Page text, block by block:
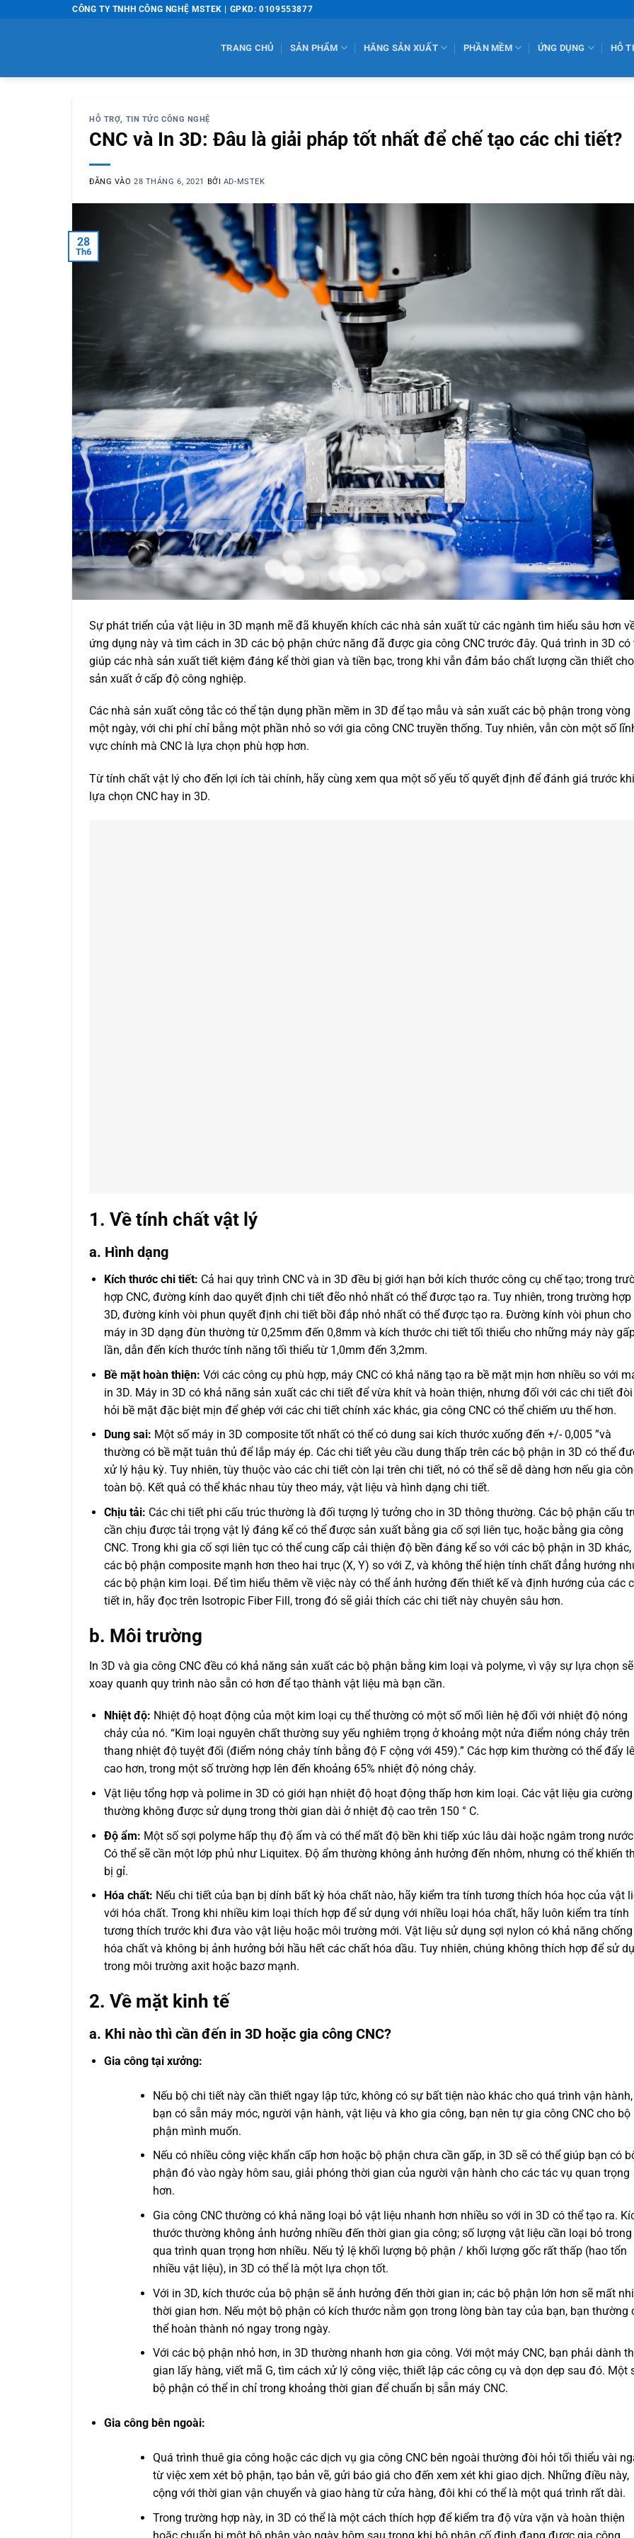
CÔNG TY TNHH CÔNG NGHỆ MSTEK | GPKD: 0109553877
TRANG CHỦ SẢN PHẨM HÃNG SẢN XUẤT PHẦN MỀM ỨNG DỤNG HỖ
HỖ TRỢ, TIN TỨC CÔNG NGHỆ
CNC và In 3D: Đâu là giải pháp tốt nhất để chế tạo các chi tiết?
ĐĂNG VÀO28 THÁNG 6, 2021 BỞI AD-MSTEK
28
Th6
Sự phát triển của vật liệu in 3D mạnh mẽ đã khuyến khích các nhà sản xuất từ các ngành tìm hiểu sâu hơn
ứng dụng này và tìm cách in 3D các bộ phận chức năng đã được gia công CNC trước đây. Quá trình in 3D có
giúp các nhà sản xuất tiết kiệm đáng kể thời gian và tiền bạc, trong khi vẫn đảm bảo chất lượng cần thiết cho
sản xuất ở cấp độ công nghiệp.
Các nhà sản xuất công tắc có thể tận dụng phần mềm in 3D để tạo mẫu và sản xuất các bộ phận trong vòng
một ngày, với chi phí chỉ bằng một phần nhỏ so với gia công CNC truyền thống. Tuy nhiên, vẫn còn một số
vực chính mà CNC là lựa chọn phù hợp hơn.
Từ tính chất vật lý cho đến lợi ích tài chính, hãy cùng xem qua một số yếu tố quyết định để đánh giá trước khi
lựa chọn CNC hay in 3D.
1. Về tính chất vật lý
a. Hình dạng
Kích thước chi tiết: Cả hai quy trình CNC và in 3D đều bị giới hạn bởi kích thước công cụ chế tạo; trong
hợp CNC, đường kính dao quyết định chi tiết đẽo nhỏ nhất có thể được tạo ra. Tuy nhiên, trong trường hợp
3D, đường kính vòi phun quyết định chi tiết bồi đắp nhỏ nhất có thể được tạo ra. Đường kính vòi phun cho
máy in 3D dạng đùn thường từ 0,25mm đến 0,8mm và kích thước chi tiết tối thiểu cho những máy này
lần, dẫn đến kích thước tính năng tối thiểu từ 1,0mm đến 3,2mm.
Bề mặt hoàn thiện: Với các công cụ phù hợp, máy CNC có khả năng tạo ra bề mặt mịn hơn nhiều so với
in 3D. Máy in 3D có khả năng sản xuất các chi tiết để vừa khít và hoàn thiện, nhưng đối với các chi tiết đòi
hỏi bề mặt đặc biệt mịn để ghép với các chi tiết chính xác khác, gia công CNC có thể chiếm ưu thế hơn.
Dung sai: Một số máy in 3D composite tốt nhất có thể có dung sai kích thước xuống đến +/- 0,005 ”và
thường có bề mặt tuân thủ để lắp máy ép. Các chi tiết yêu cầu dung thấp trên các bộ phận in 3D có thể
xử lý hậu kỳ. Tuy nhiên, tùy thuộc vào các chi tiết còn lại trên chi tiết, nó có thể sẽ dễ dàng hơn nếu gia
toàn bộ. Kết quả có thể khác nhau tùy theo máy, vật liệu và hình dạng chi tiết.
Chịu tải: Các chi tiết phi cấu trúc thường là đối tượng lý tưởng cho in 3D thông thường. Các bộ phận cấu
cần chịu được tải trọng vật lý đáng kể có thể được sản xuất bằng gia cố sợi liên tục, hoặc bằng gia công
CNC. Trong khi gia cố sợi liên tục có thể cung cấp cải thiện độ bền đáng kể so với các bộ phận in 3D khác,
các bộ phận composite mạnh hơn theo hai trục (X, Y) so với Z, và không thể hiện tính chất đẳng hướng
các bộ phận kim loại. Để tìm hiểu thêm về việc này có thể ảnh hưởng đến thiết kế và định hướng của các
tiết in, hãy đọc trên Isotropic Fiber Fill, trong đó sẽ giải thích các chi tiết này chuyên sâu hơn.
b. Môi trường
In 3D và gia công CNC đều có khả năng sản xuất các bộ phận bằng kim loại và polyme, vì vậy sự lựa chọn sẽ
xoay quanh quy trình nào sẵn có hơn để tạo thành vật liệu mà bạn cần.
Nhiệt độ: Nhiệt độ hoạt động của một kim loại cụ thể thường có một số mối liên hệ đối với nhiệt độ nóng
chảy của nó. “Kim loại nguyên chất thường suy yếu nghiêm trọng ở khoảng một nửa điểm nóng chảy trên
thang nhiệt độ tuyệt đối (điểm nóng chảy tính bằng độ F cộng với 459).” Các hợp kim thường có thể đẩy
cao hơn, trong một số trường hợp lên đến khoảng 65% nhiệt độ nóng chảy.
Vật liệu tổng hợp và polime in 3D có giới hạn nhiệt độ hoạt động thấp hơn kim loại. Các vật liệu gia cường
thường không được sử dụng trong thời gian dài ở nhiệt độ cao trên 150 ° C.
Độ ẩm: Một số sợi polyme hấp thụ độ ẩm và có thể mất độ bền khi tiếp xúc lâu dài hoặc ngâm trong
Có thể sẽ cần một lớp phủ như Liquitex. Độ ẩm thường không ảnh hưởng đến nhôm, nhưng có thể khiến
bị gỉ.
Hóa chất: Nếu chi tiết của bạn bị dính bất kỳ hóa chất nào, hãy kiểm tra tính tương thích hóa học của vật
với hóa chất. Trong khi nhiều kim loại thích hợp để sử dụng với nhiều loại hóa chất, hãy luôn kiểm tra tính
tương thích trước khi đưa vào vật liệu hoặc môi trường mới. Vật liệu sử dụng sợi nylon có khả năng chống
hóa chất và không bị ảnh hưởng bởi hầu hết các chất hóa dầu. Tuy nhiên, chúng không thích hợp để sử
trong môi trường axit hoặc bazơ mạnh.
2. Về mặt kinh tế
a. Khi nào thì cần đến in 3D hoặc gia công CNC?
Gia công tại xưởng:
Nếu bộ chi tiết này cần thiết ngay lập tức, không có sự bất tiện nào khác cho quá trình vận hành,
bạn có sẵn máy móc, người vận hành, vật liệu và kho gia công, bạn nên tự gia công CNC cho bộ
phận mình muốn.
Nếu có nhiều công việc khẩn cấp hơn hoặc bộ phận chưa cần gấp, in 3D sẽ có thể giúp bạn có
phận đó vào ngày hôm sau, giải phóng thời gian của người vận hành cho các tác vụ quan trọng
hơn.
Gia công CNC thường có khả năng loại bỏ vật liệu nhanh hơn nhiều so với in 3D có thể tạo ra.
thước thường không ảnh hưởng nhiều đến thời gian gia công; số lượng vật liệu cần loại bỏ trong
qua trình quan trọng hơn nhiều. Nếu tỷ lệ khối lượng bộ phận / khối lượng gốc rất thấp (hao tổn
nhiều vật liệu), in 3D có thể là một lựa chọn tốt.
Với in 3D, kích thước của bộ phận sẽ ảnh hưởng đến thời gian in; các bộ phận lớn hơn sẽ mất
thời gian hơn. Nếu một bộ phận có kích thước nằm gọn trong lòng bàn tay của bạn, bạn thường
thể hoàn thành nó ngay trong ngày.
Với các bộ phận nhỏ hơn, in 3D thường nhanh hơn gia công. Với một máy CNC, bạn phải dành
gian lấy hàng, viết mã G, tìm cách xử lý công việc, thiết lập các công cụ và dọn dẹp sau đó. Một
bộ phận có thể in chỉ trong khoảng thời gian để chuẩn bị sẵn máy CNC.
Gia công bên ngoài:
Quá trình thuê gia công hoặc các dịch vụ gia công CNC bên ngoài thường đòi hỏi tối thiểu vài
từ việc xem xét bộ phận, tạo bản vẽ, gửi báo giá cho đến xem xét khi giao dịch. Những điều này,
cộng với thời gian vận chuyển và giao hàng từ cửa hàng, đôi khi có thể là một quá trình rất dài.
Trong trường hợp này, in 3D có thể là một cách thích hợp để kiểm tra độ vừa vặn và hoàn thiện